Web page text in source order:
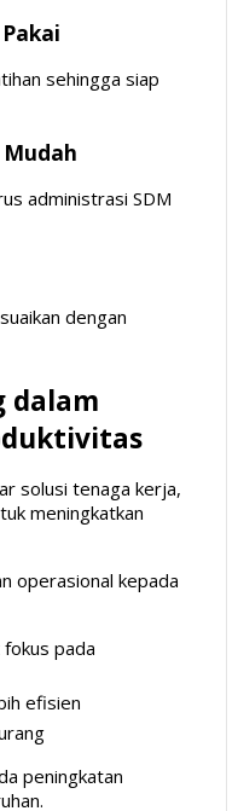
sehingga siap
administrasi SDM
dengan
dalam
solusi tenaga kerja,
meningkatkan
operasional kepada
pada
efisien
peningkatan